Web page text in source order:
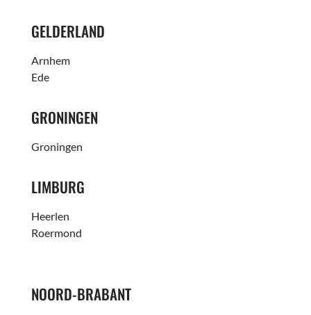
GELDERLAND
Arnhem
Ede
GRONINGEN
Groningen
LIMBURG
Heerlen
Roermond
NOORD-BRABANT